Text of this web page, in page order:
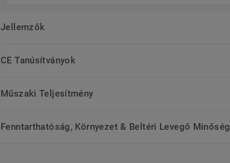
Jellemzők
CE Tanúsítványok
Műszaki Teljesítmény
Fenntarthatóság, Környezet & Beltéri Levegő Minőség